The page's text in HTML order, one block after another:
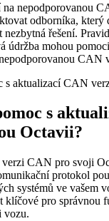
na nepodporovanou
odborníka, který
řešení.
údržba mohou
CAN
⁤s
Octavii?
verzi CAN pro svoji
protokol
systémů ve vašem
klíčové pro správnou
vozu.